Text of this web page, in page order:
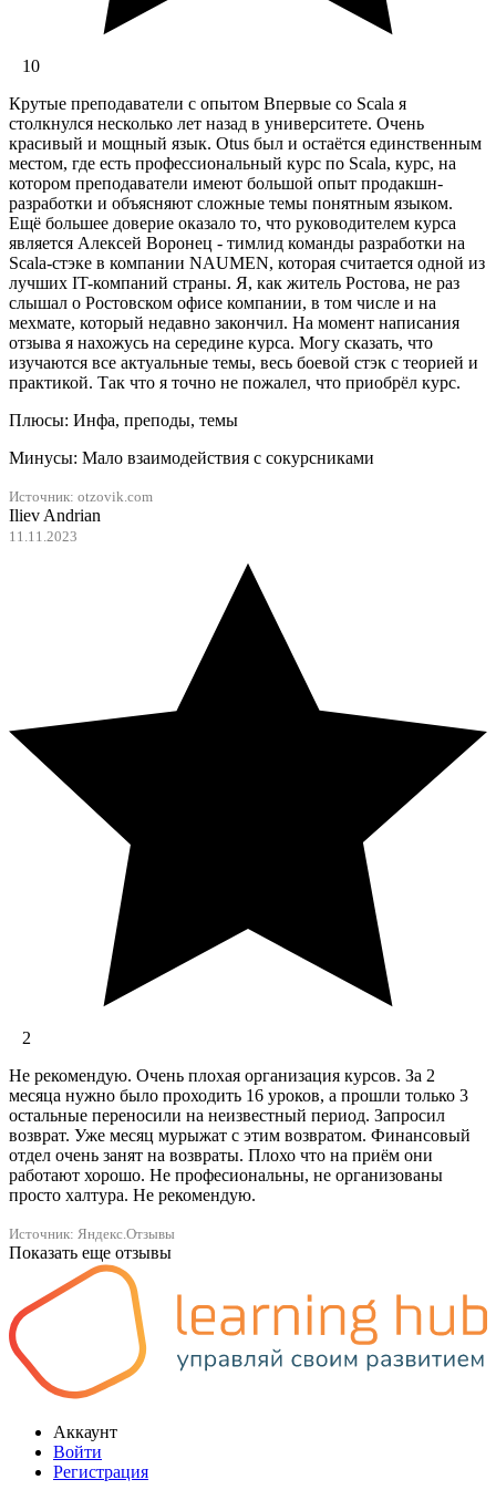
10
Крутые преподаватели с опытом Впервые со Scala я
столкнулся несколько лет назад в университете. Очень
красивый и мощный язык. Otus был и остаётся единственным
местом, где есть профессиональный курс по Scala, курс, на
котором преподаватели имеют большой опыт продакшн-
разработки и объясняют сложные темы понятным языком.
Ещё большее доверие оказало то, что руководителем курса
является Алексей Воронец - тимлид команды разработки на
Scala-стэке в компании NAUMEN, которая считается одной из
лучших IT-компаний страны. Я, как житель Ростова, не раз
слышал о Ростовском офисе компании, в том числе и на
мехмате, который недавно закончил. На момент написания
отзыва я нахожусь на середине курса. Могу сказать, что
изучаются все актуальные темы, весь боевой стэк с теорией и
практикой. Так что я точно не пожалел, что приобрёл курс.
Плюсы: Инфа, преподы, темы
Минусы: Мало взаимодействия с сокурсниками
Источник: otzovik.com
Iliev Andrian
11.11.2023
2
Не рекомендую. Очень плохая организация курсов. За 2
месяца нужно было проходить 16 уроков, а прошли только 3
остальные переносили на неизвестный период. Запросил
возврат. Уже месяц мурыжат с этим возвратом. Финансовый
отдел очень занят на возвраты. Плохо что на приём они
работают хорошо. Не професиональны, не организованы
просто халтура. Не рекомендую.
Источник: Яндекс.Отзывы
Показать еще отзывы
Аккаунт
Войти
Регистрация